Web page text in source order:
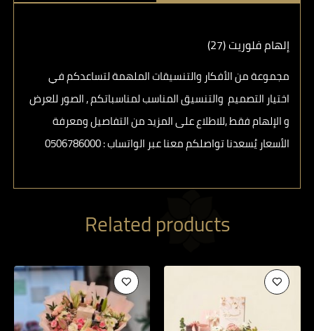
إلهام فلوريت (27)
مجموعة من الأفكار والتنسيقات الملهمة لتساعدكم في
اختيار التصميم والتنسيق المناسب لمناسباتكم , الصور للعرض
و الإلهام فقط ,للاطلاع على المزيد من التفاصيل ومعرفة
الأسعار يُسعدنا تواصلكم معنا عبر الواتساب : ⁦ 0506786000⁩
Related products